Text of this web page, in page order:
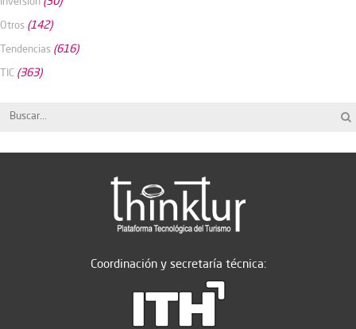
Otros (142)
Tendencias (616)
TIC (363)
Coordinación y secretaría técnica: